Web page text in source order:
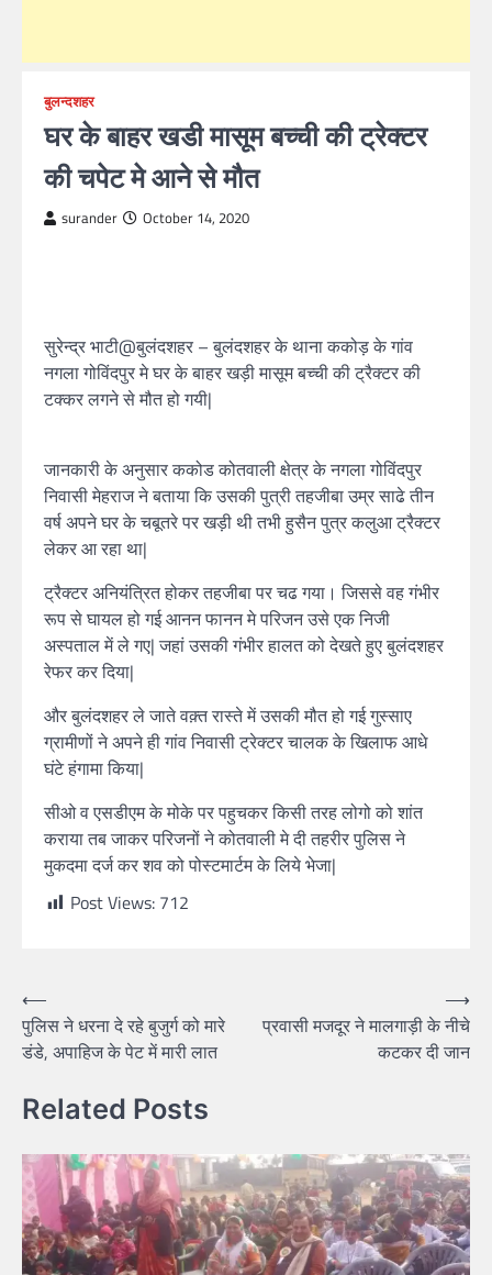
बुलन्दशहर
घर के बाहर खडी मासूम बच्ची की ट्रेक्टर
की चपेट मे आने से मौत
surander October 14, 2020
सुरेन्द्र भाटी@बुलंदशहर – बुलंदशहर के थाना ककोड़ के गांव
नगला गोविंदपुर मे घर के बाहर खड़ी मासूम बच्ची की ट्रैक्टर की
टक्कर लगने से मौत हो गयी|
जानकारी के अनुसार ककोड कोतवाली क्षेत्र के नगला गोविंदपुर
निवासी मेहराज ने बताया कि उसकी पुत्री तहजीबा उम्र साढे तीन
वर्ष अपने घर के चबूतरे पर खड़ी थी तभी हुसैन पुत्र कलुआ ट्रैक्टर
लेकर आ रहा था|
ट्रैक्टर अनियंत्रित होकर तहजीबा पर चढ गया। जिससे वह गंभीर
रूप से घायल हो गई आनन फानन मे परिजन उसे एक निजी
अस्पताल में ले गए| जहां उसकी गंभीर हालत को देखते हुए बुलंदशहर
रेफर कर दिया|
और बुलंदशहर ले जाते वक़्त रास्ते में उसकी मौत हो गई गुस्साए
ग्रामीणों ने अपने ही गांव निवासी ट्रेक्टर चालक के खिलाफ आधे
घंटे हंगामा किया|
सीओ व एसडीएम के मोके पर पहुचकर किसी तरह लोगो को शांत
कराया तब जाकर परिजनों ने कोतवाली मे दी तहरीर पुलिस ने
मुकदमा दर्ज कर शव को पोस्टमार्टम के लिये भेजा|
Post Views: 712
⟵
पुलिस ने धरना दे रहे बुजुर्ग को मारे
डंडे, अपाहिज के पेट में मारी लात
प्रवासी मजदूर ने मालगाड़ी के नीचे
कटकर दी जान
⟶
Related Posts